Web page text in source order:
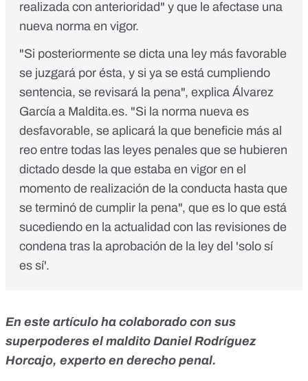
realizada con anterioridad" y que le afectase una
nueva norma en vigor.
"Si posteriormente se dicta una ley más favorable
se juzgará por ésta, y si ya se está cumpliendo
sentencia, se revisará la pena", explica Álvarez
García a Maldita.es. "Si la norma nueva es
desfavorable, se aplicará la que beneficie más al
reo entre todas las leyes penales que se hubieren
dictado desde la que estaba en vigor en el
momento de realización de la conducta hasta que
se terminó de cumplir la pena", que es lo que está
sucediendo en la actualidad con las revisiones de
condena tras la aprobación de la ley del 'solo sí
es sí'.
En este artículo ha colaborado con sus
superpoderes el maldito Daniel Rodríguez
Horcajo, experto en derecho penal.